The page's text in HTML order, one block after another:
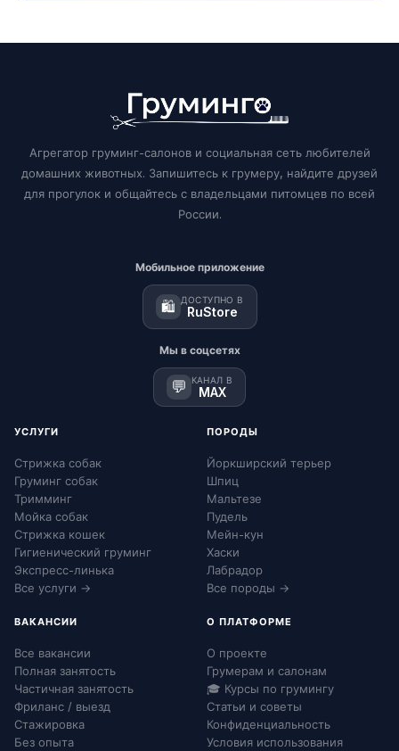
Агрегатор груминг-салонов и социальная сеть любителей
домашних животных. Запишитесь к грумеру, найдите друзей
для прогулок и общайтесь с владельцами питомцев по всей
России.
Мобильное приложение
🛍️ ДОСТУПНО В
RuStore
Мы в соцсетях
💬 КАНАЛ В
MAX
УСЛУГИ
Стрижка собак
Груминг собак
Тримминг
Мойка собак
Стрижка кошек
Гигиенический груминг
Экспресс-линька
Все услуги →
ПОРОДЫ
Йоркширский терьер
Шпиц
Мальтезе
Пудель
Мейн-кун
Хаски
Лабрадор
Все породы →
ВАКАНСИИ
Все вакансии
Полная занятость
Частичная занятость
Фриланс / выезд
Стажировка
Без опыта
О ПЛАТФОРМЕ
О проекте
Грумерам и салонам
🎓 Курсы по грумингу
Статьи и советы
Конфиденциальность
Условия использования